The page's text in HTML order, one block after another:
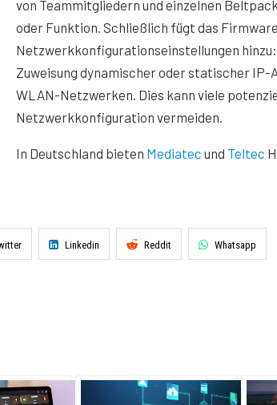
von Teammitgliedern und einzelnen
oder Funktion. Schließlich fügt das
Netzwerkkonfigurationseinstellungen
Zuweisung dynamischer oder statischer IP-
WLAN-Netzwerken. Dies kann viele
Netzwerkkonfiguration vermeiden.
In Deutschland bieten Mediatec und Teltec
Linkedin Reddit Whatsapp